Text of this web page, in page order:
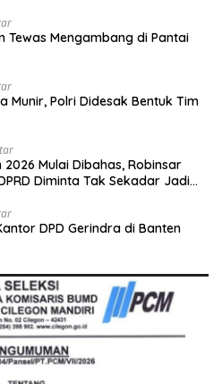
Tewas Mengambang di Pantai
Munir, Polri Didesak Bentuk Tim
2026 Mulai Dibahas, Robinsar
Diminta Tak Sekadar Jadi
DPD Gerindra di Banten